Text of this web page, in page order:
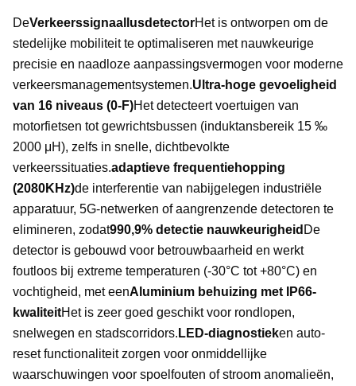
DeVerkeerssignaallusdetectorHet is ontworpen om de
stedelijke mobiliteit te optimaliseren met nauwkeurige
precisie en naadloze aanpassingsvermogen voor moderne
verkeersmanagementsystemen.Ultra-hoge gevoeligheid
van 16 niveaus (0-F)Het detecteert voertuigen van
motorfietsen tot gewrichtsbussen (induktansbereik 15 ‰
2000 μH), zelfs in snelle, dichtbevolkte
verkeerssituaties.adaptieve frequentiehopping
(2080KHz)de interferentie van nabijgelegen industriële
apparatuur, 5G-netwerken of aangrenzende detectoren te
elimineren, zodat990,9% detectie nauwkeurigheid De
detector is gebouwd voor betrouwbaarheid en werkt
foutloos bij extreme temperaturen (-30°C tot +80°C) en
vochtigheid, met eenAluminium behuizing met IP66-
kwaliteitHet is zeer goed geschikt voor rondlopen,
snelwegen en stadscorridors. LED-diagnostieken auto-
reset functionaliteit zorgen voor onmiddellijke
waarschuwingen voor spoelfouten of stroom anomalieën,